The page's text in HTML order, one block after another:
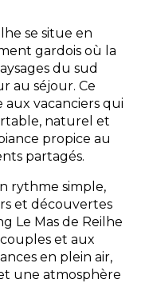
se situe en
gardois où la
du sud
au séjour. Ce
aux vacanciers qui
naturel et
propice au
partagés.
rythme simple,
et découvertes
Le Mas de Reilhe
et aux
en plein air,
une atmosphère